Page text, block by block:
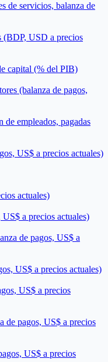
de servicios, balanza de
(BDP, USD a precios
capital (% del PIB)
(balanza de pagos,
de empleados, pagadas
US$ a precios actuales)
actuales)
a precios actuales)
de pagos, US$ a
US$ a precios actuales)
US$ a precios
de pagos, US$ a precios
US$ a precios